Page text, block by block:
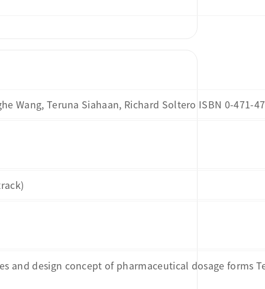
Wang, Teruna Siahaan, Richard Soltero ISBN 0-471-
and design concept of pharmaceutical dosage forms